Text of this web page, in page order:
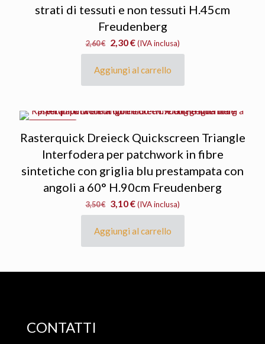
strati di tessuti e non tessuti H.45cm
Freudenberg
2,60€ Il
prezzo
originale
era:
2,30€Il
prezzo
attuale
(IVA inclusa)
Aggiungi al carrello
Rasterquick Dreieck Quickscreen Triangle
Interfodera per patchwork in fibre
sintetiche con griglia blu prestampata con
angoli a 60° H.90cm Freudenberg
3,50€ Il
prezzo
originale
era:
3,10€Il
prezzo
attuale
(IVA inclusa)
Aggiungi al carrello
CONTATTI